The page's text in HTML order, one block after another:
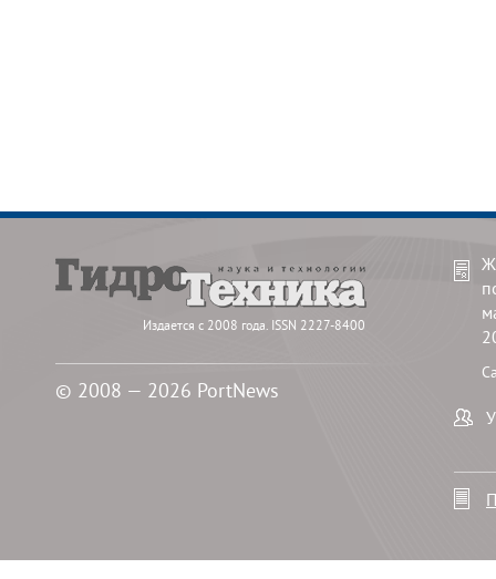
Издается с 2008 года. ISSN 2227-8400
© 2008 — 2026 PortNews